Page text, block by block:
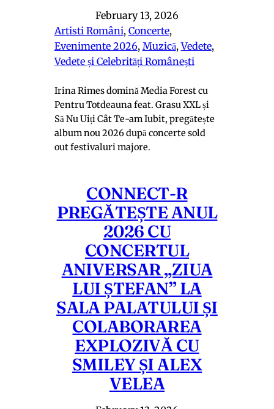
February 13, 2026
Artisti Români, Concerte ,
Evenimente 2026, Muzică, Vedete ,
Vedete și Celebrități Românești
Irina Rimes domină Media Forest cu
Pentru Totdeauna feat. Grasu XXL și
Să Nu Uiți Cât Te-am Iubit, pregătește
album nou 2026 după concerte sold
out festivaluri majore.
CONNECT-R
PREGĂTEȘTE ANUL
2026 CU
CONCERTUL
ANIVERSAR „ZIUA
LUI ȘTEFAN” LA
SALA PALATULUI ȘI
COLABORAREA
EXPLOZIVĂ CU
SMILEY ȘI ALEX
VELEA